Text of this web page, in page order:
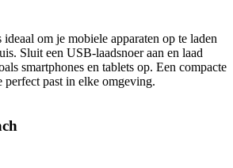
om je mobiele apparaten op te laden
Sluit een USB-laadsnoer aan en laad
smartphones en tablets op. Een compacte
perfect past in elke omgeving.